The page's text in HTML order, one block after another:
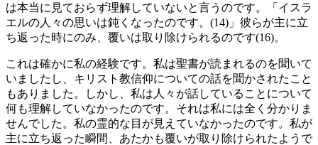
は本当に見ておらず理解していないと言うのです。「イスラ
エルの人々の思いは鈍くなったのです。(14)」彼らが主に立
ち返った時にのみ、覆いは取り除けられるのです(16)。
これは確かに私の経験です。私は聖書が読まれるのを聞いて
いましたし、キリスト教信仰についての話を聞かされたこと
もありました。しかし、私は人々が話していることについて
何も理解していなかったのです。それは私には全く分かりま
せんでした。私の霊的な目が見えていなかったのです。私が
主に立ち返った瞬間、あたかも覆いが取り除けられたようで